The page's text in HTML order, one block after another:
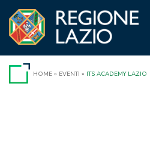
contenuto
HOME » EVENTI » ITS ACADEMY LAZIO